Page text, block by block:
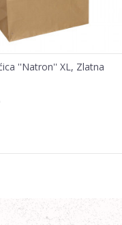
''Natron'' XL, Zlatna